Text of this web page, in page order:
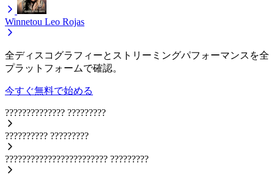
Winnetou Leo Rojas
全ディスコグラフィーとストリーミングパフォーマンスを全
プラットフォームで確認。
今すぐ無料で始める
?????????????? ?????????
?????????? ?????????
???????????????????????? ?????????